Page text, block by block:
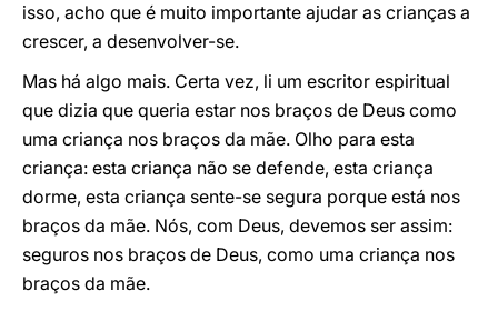
isso, acho que é muito importante ajudar as crianças a
crescer, a desenvolver-se.
Mas há algo mais. Certa vez, li um escritor espiritual
que dizia que queria estar nos braços de Deus como
uma criança nos braços da mãe. Olho para esta
criança: esta criança não se defende, esta criança
dorme, esta criança sente-se segura porque está nos
braços da mãe. Nós, com Deus, devemos ser assim:
seguros nos braços de Deus, como uma criança nos
braços da mãe.